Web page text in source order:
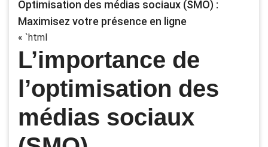
Optimisation des médias sociaux (SMO) :
Maximisez votre présence en ligne
« `html
L’importance de
l’optimisation des
médias sociaux